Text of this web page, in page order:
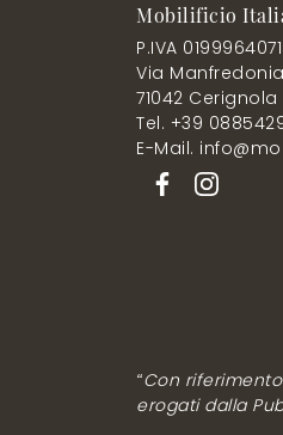
Mobilificio
P.IVA
Via
71042 Cerignola
Tel. +39
E-Mail.
“Con
erogati dalla